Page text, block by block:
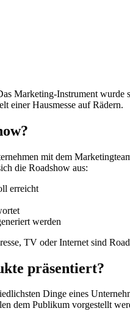
Marketing-Instrument
einer Hausmesse auf Rädern.
mit dem
die Roadshow aus:
erreicht
werden
TV oder Internet sind
präsentiert?
Dinge eines
dem Publikum vorgestellt